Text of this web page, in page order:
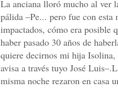
La anciana lloró mucho al ver
pálida –Pe... pero fue con esta
impactados, cómo era posible
haber pasado 30 años de
quiere decirnos mi hija Isolina,
avisa a través tuyo José
misma noche rezaron en casa